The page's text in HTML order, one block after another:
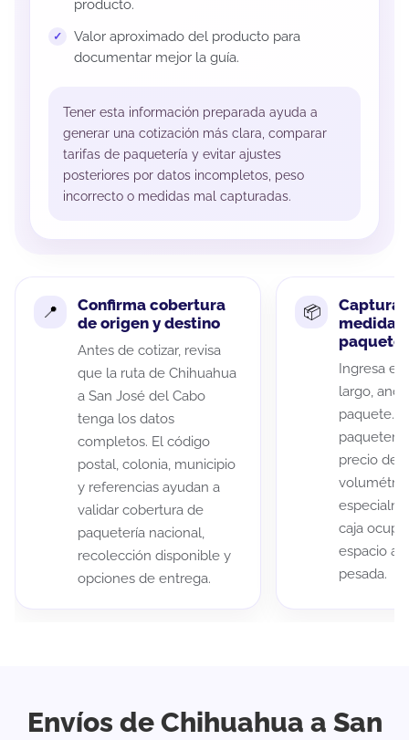
producto.
Valor aproximado del producto para
documentar mejor la guía.
Tener esta información preparada ayuda a
generar una cotización más clara, comparar
tarifas de paquetería y evitar ajustes
posteriores por datos incompletos, peso
incorrecto o medidas mal capturadas.
Confirma cobertura
de origen y destino
Antes de cotizar, revisa
que la ruta de Chihuahua
a San José del Cabo
tenga los datos
completos. El código
postal, colonia, municipio
y referencias ayudan a
validar cobertura de
paquetería nacional,
recolección disponible y
opciones de entrega.
Captura
medidas
paquete
Ingresa el
largo,
paquete.
precio de
caja
espacio
pesada.
Envíos de Chihuahua a San